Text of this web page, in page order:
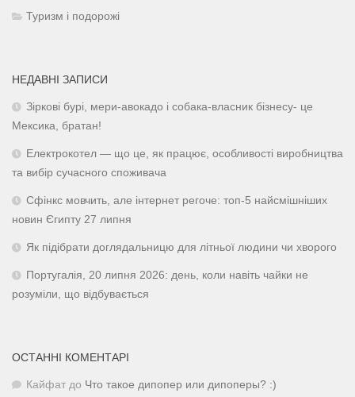
Туризм і подорожі
НЕДАВНІ ЗАПИСИ
Зіркові бурі, мери-авокадо і собака-власник бізнесу- це
Мексика, братан!
Електрокотел — що це, як працює, особливості виробництва
та вибір сучасного споживача
Сфінкс мовчить, але інтернет регоче: топ-5 найсмішніших
новин Єгипту 27 липня
Як підібрати доглядальницю для літньої людини чи хворого
Португалія, 20 липня 2026: день, коли навіть чайки не
розуміли, що відбувається
ОСТАННІ КОМЕНТАРІ
Кайфат до Что такое дипопер или дипоперы? :)